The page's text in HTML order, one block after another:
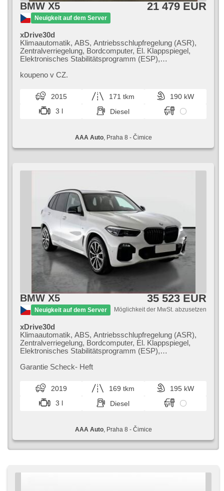
BMW X5
Neuigkeit auf dem Server
21 479 EUR
xDrive30d
Klimaautomatik, ABS, Antriebsschlupfregelung (ASR),
Zentralverriegelung, Bordcomputer, El. Klappspiegel,
Elektronisches Stabilitätsprogramm (ESP),
Scheibenwischersensor, starten per Taste,
Sitze, Uhr Spur, Servolenkung, El. Seitenscheiben,
Dachträger, Autoradio, Automatikgetriebe, Antrieb 4x4
koupeno v CZ.
2015 171 tkm
190 kW
3 l
Diesel
AAA Auto, Praha 8 - Čimice
BMW X5
Neuigkeit auf dem Server
35 523 EUR
Möglichkeit der MwSt. abzusetzen
xDrive30d
Klimaautomatik, ABS, Antriebsschlupfregelung (ASR),
Zentralverriegelung, Bordcomputer, El. Klappspiegel,
Elektronisches Stabilitätsprogramm (ESP),
up display, Ledersitze, Scheibenwischersensor, starten
Fahrgestell Steifheitsregelung, 10x Airbag, El. einstellbare
Sitze, beheizte Lenkrad, Uhr Spur, Panoramadach,
Servolenkung, El. Seitenscheiben, Dachträger,
Dachscheibe, Autoradio, Automatikgetriebe, Antrieb 4x4
Garantie Scheck​- Heft
2019 169 tkm
195 kW
3 l
Diesel
AAA Auto, Praha 8 - Čimice